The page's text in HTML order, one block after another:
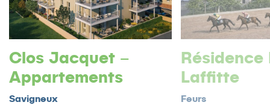
Clos Jacquet –
Appartements
Savigneux
Laffitte
Feurs